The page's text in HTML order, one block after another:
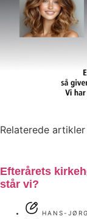
Relaterede artikler
Efterårets
står vi?
HANS-